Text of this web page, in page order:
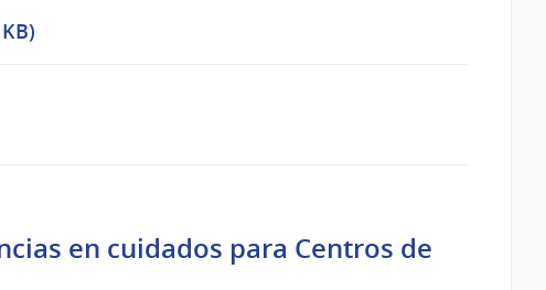
en cuidados para Centros de